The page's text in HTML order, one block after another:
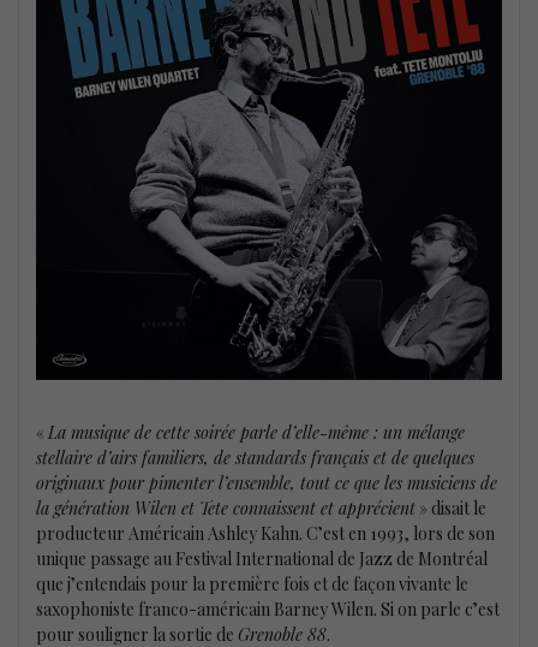
« La musique de cette soirée parle d’elle-même : un mélange
stellaire d’airs familiers, de standards français et de quelques
originaux pour pimenter l’ensemble, tout ce que les musiciens de
la génération Wilen et Tete connaissent et apprécient » disait le
producteur Américain Ashley Kahn. C’est en 1993, lors de son
unique passage au Festival International de Jazz de Montréal
que j’entendais pour la première fois et de façon vivante le
saxophoniste franco-américain Barney Wilen. Si on parle c’est
pour souligner la sortie de Grenoble 88.